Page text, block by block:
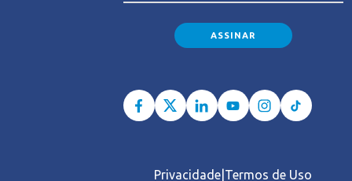
Privacidade Termos de Uso